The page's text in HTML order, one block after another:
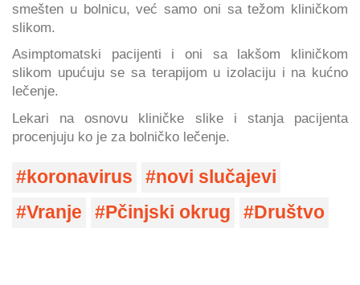
smešten u bolnicu, već samo oni sa težom kliničkom
slikom.
Asimptomatski pacijenti i oni sa lakšom kliničkom
slikom upućuju se sa terapijom u izolaciju i na kućno
lečenje.
Lekari na osnovu kliničke slike i stanja pacijenta
procenjuju ko je za bolničko lečenje.
koronavirus
novi slučajevi
Vranje
Pčinjski okrug Društvo